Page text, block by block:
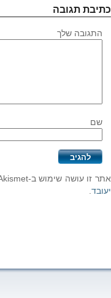
כתיבת תגובה
התגובה שלך
שם
אתר זו עושה שימוש ב-Akismet כדי לסנן תגובות זבל.
יעובד